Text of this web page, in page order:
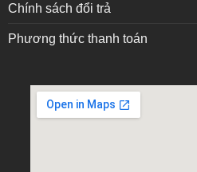
Chính sách đổi trả
Phương thức thanh toán